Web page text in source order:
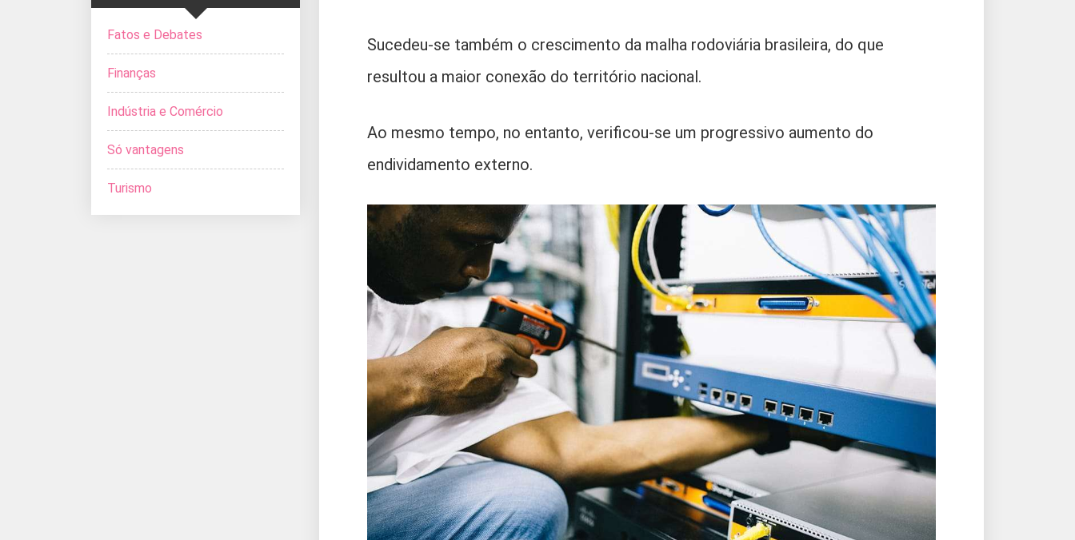
Sucedeu-se também o crescimento da malha rodoviária brasileira, do que
resultou a maior conexão do território nacional.
Ao mesmo tempo, no entanto, verificou-se um progressivo aumento do
endividamento externo.
Fatos e Debates
Finanças
Indústria e Comércio
Só vantagens
Turismo